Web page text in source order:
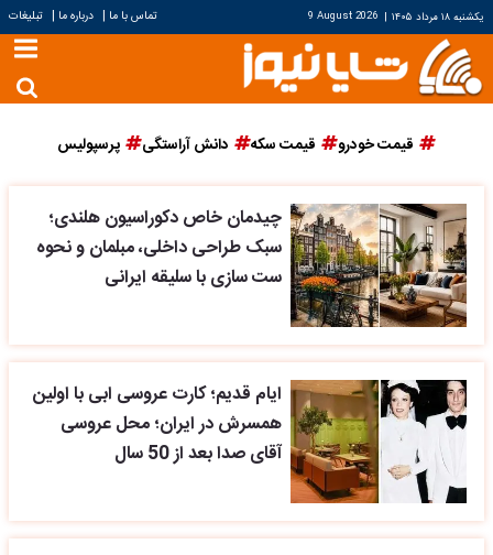
یکشنبه ۱۸ مرداد ۱۴۰۵ |
9 August 2026 تماس با ما | درباره ما | تبلیغات
قیمت خودرو قیمت سکه دانش آراستگی پرسپولیس
چیدمان خاص دکوراسیون هلندی؛
سبک طراحی داخلی، مبلمان و نحوه
ست سازی با سلیقه ایرانی
ایام قدیم؛ کارت عروسی ابی با اولین
همسرش در ایران؛ محل عروسی
آقای صدا بعد از 50 سال